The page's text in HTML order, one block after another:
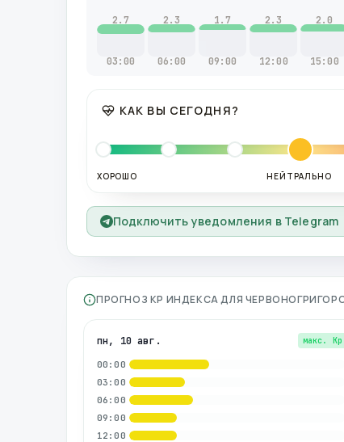
2.7
03:00
2.3
06:00
1.7
09:00
2.3
12:00
2.0
15:00
КАК ВЫ СЕГОДНЯ?
ХОРОШО НЕЙТРАЛЬНО
Подключить уведомления в Telegram
ПРОГНОЗ KP ИНДЕКСА ДЛЯ
пн, 10 авг. макс. Kp
00:00
03:00
06:00
09:00
12:00